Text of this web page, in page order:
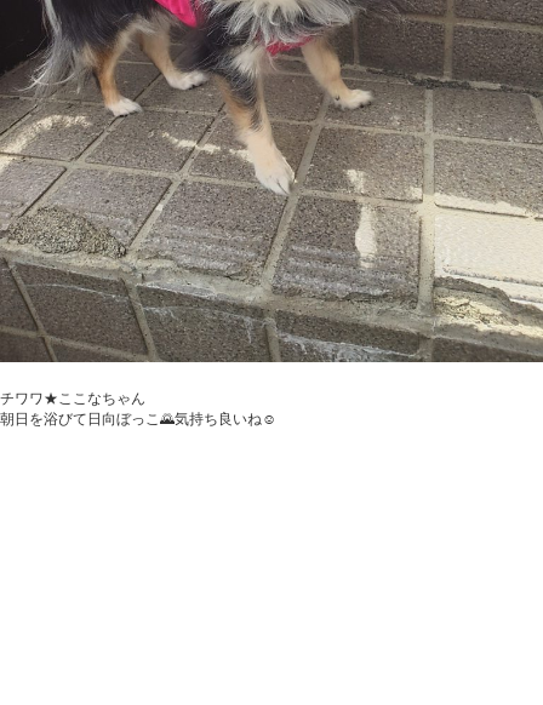
チワワ★ここなちゃん
朝日を浴びて日向ぼっこ🌄気持ち良いね☺